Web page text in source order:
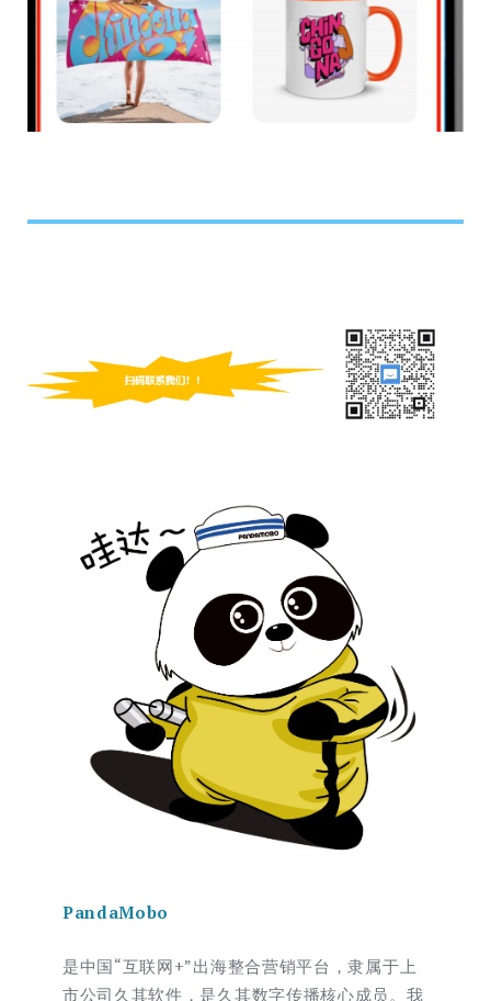
PandaMobo
是中国“互联网+”出海整合营销平台，隶属于上
市公司久其软件，是久其数字传播核心成员。我